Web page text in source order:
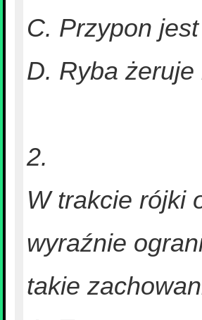
C. Przypon
D. Ryba
2.
W trakcie rójki
wyraźnie
takie